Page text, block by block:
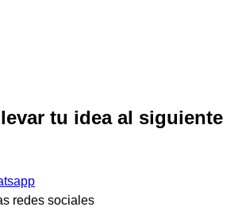
tu idea al siguiente
redes sociales